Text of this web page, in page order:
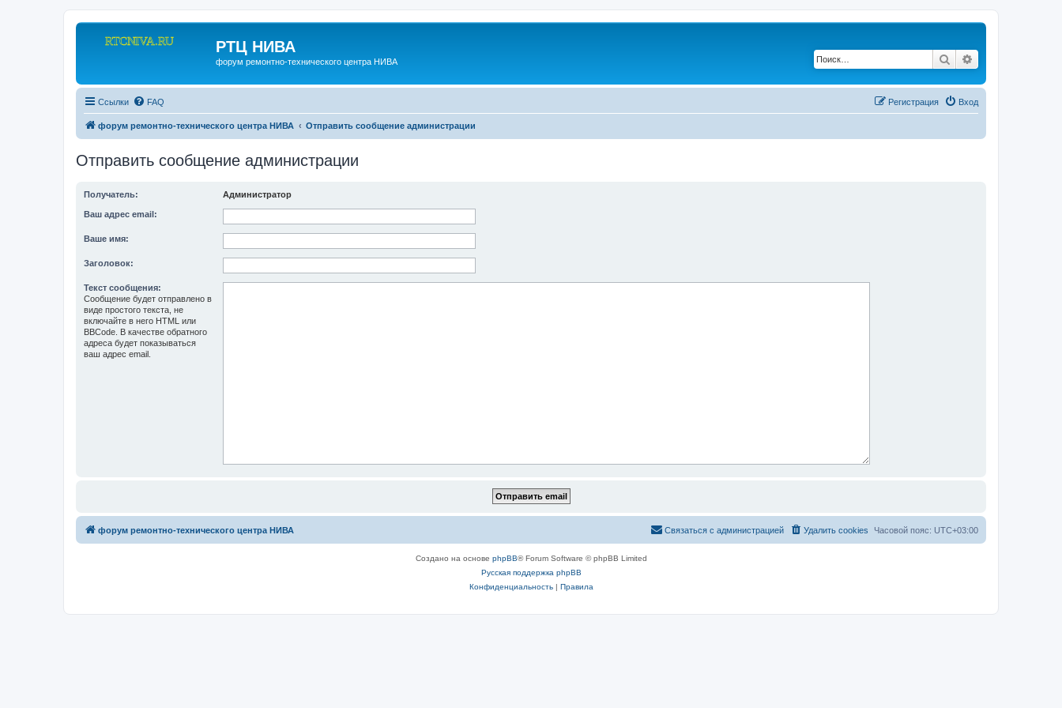
РТЦ НИВА
форум ремонтно-технического центра НИВА Поиск
Ссылки FAQ Вход
Регистрация
форум ремонтно-технического центра НИВА Отправить сообщение администрации
Отправить сообщение администрации
Получатель: Администратор
Ваш адрес email:
Ваше имя:
Заголовок:
Текст сообщения:
Сообщение будет отправлено в
виде простого текста, не
включайте в него HTML или
BBCode. В качестве обратного
адреса будет показываться
ваш адрес email.
форум ремонтно-технического центра НИВА Часовой пояс: UTC+03:00
Удалить cookies
Связаться с администрацией
Создано на основе phpBB® Forum Software © phpBB Limited
Русская поддержка phpBB
Конфиденциальность| Правила